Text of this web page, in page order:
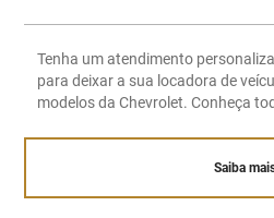
Tenha um atendimento
para deixar a sua locadora de
modelos da Chevrolet. Conheça
Saiba